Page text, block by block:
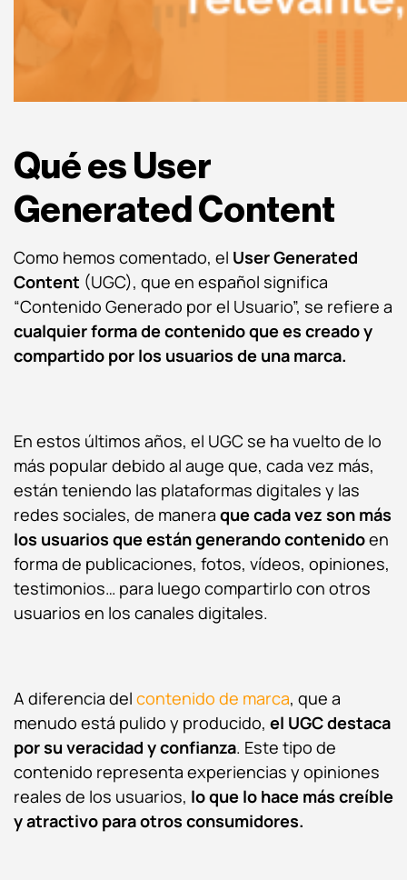
Qué es User
Generated Content
Como hemos comentado, el User Generated
Content (UGC), que en español significa
“Contenido Generado por el Usuario”, se refiere a
cualquier forma de contenido que es creado y
compartido por los usuarios de una marca.
En estos últimos años, el UGC se ha vuelto de lo
más popular debido al auge que, cada vez más,
están teniendo las plataformas digitales y las
redes sociales, de manera que cada vez son más
los usuarios que están generando contenidoen
forma de publicaciones, fotos, vídeos, opiniones,
testimonios… para luego compartirlo con otros
usuarios en los canales digitales.
A diferencia del contenido de marca, que a
menudo está pulido y producido, el UGCdestaca
por su veracidad y confianza. Este tipo de
contenido representa experiencias y opiniones
reales de los usuarios, lo que lo hace más creíble
y atractivo para otros consumidores.